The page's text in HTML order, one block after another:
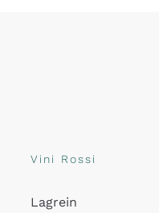
Vini Rossi
Lagrein